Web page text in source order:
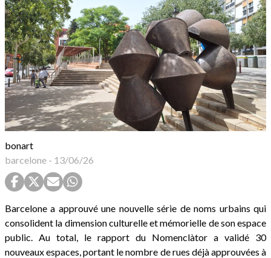
bonart
barcelone - 13/06/26
Barcelone a approuvé une nouvelle série de noms urbains qui
consolident la dimension culturelle et mémorielle de son espace
public. Au total, le rapport du Nomenclàtor a validé 30
nouveaux espaces, portant le nombre de rues déjà approuvées à